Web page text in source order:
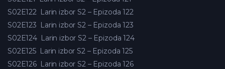
S02E122 Larin izbor S2 – Epizoda 122
S02E123 Larin izbor S2 – Epizoda 123
S02E124 Larin izbor S2 – Epizoda 124
S02E125 Larin izbor S2 – Epizoda 125
S02E126 Larin izbor S2 – Epizoda 126